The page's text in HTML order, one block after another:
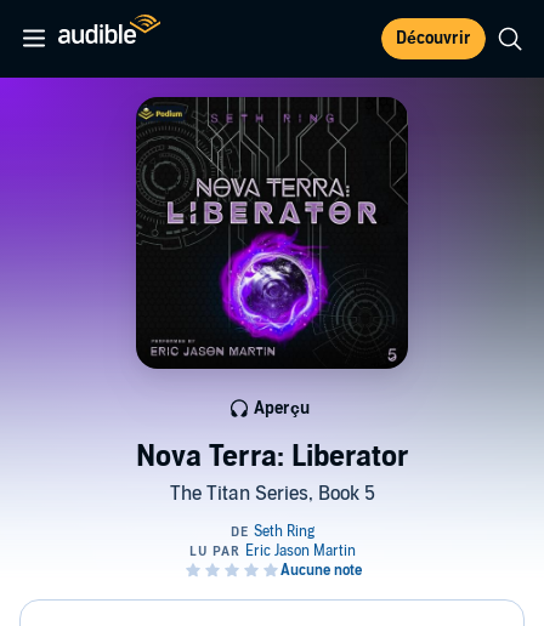
Découvrir
Nova Terra: Liberator
The Titan Series, Book 5
Aperçu